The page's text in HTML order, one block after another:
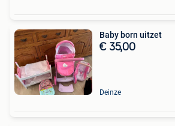
Baby born uitzet
€ 35,00
Deinze